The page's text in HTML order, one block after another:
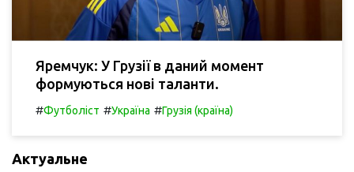
Яремчук: У Грузії в даний момент
формуються нові таланти.
#Футболіст #Україна #Грузія (країна)
Актуальне